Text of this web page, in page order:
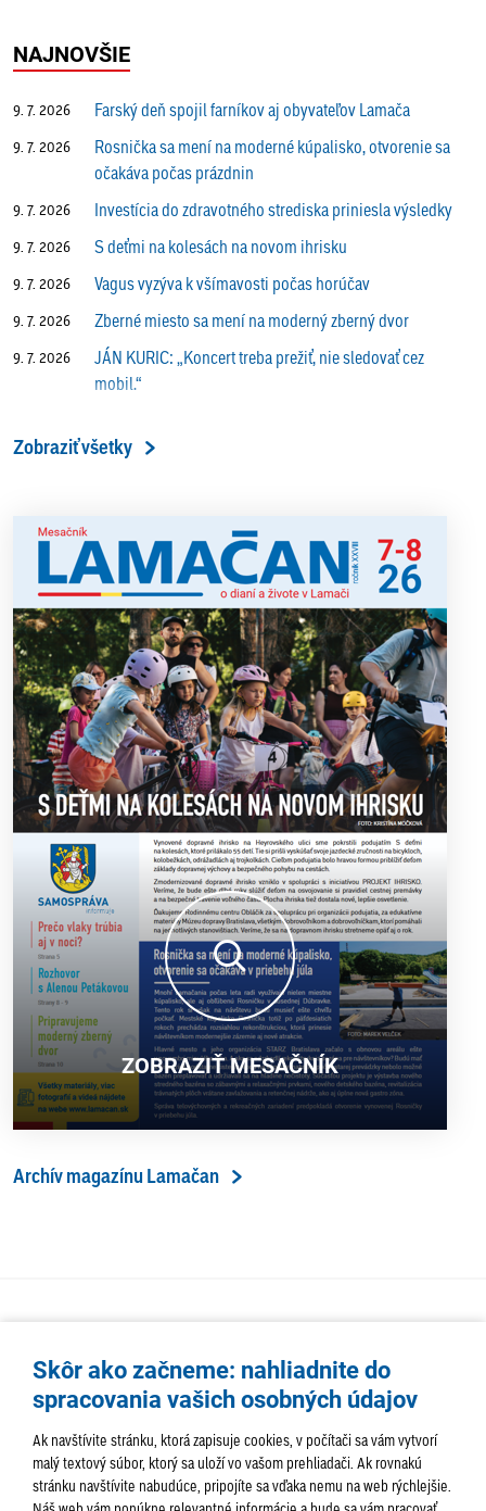
NAJNOVŠIE
9. 7. 2026 Farský deň spojil farníkov aj obyvateľov Lamača
9. 7. 2026
Rosnička sa mení na moderné kúpalisko, otvorenie sa
očakáva počas prázdnin
9. 7. 2026 Investícia do zdravotného strediska priniesla výsledky
9. 7. 2026 S deťmi na kolesách na novom ihrisku
9. 7. 2026 Vagus vyzýva k všímavosti počas horúčav
9. 7. 2026 Zberné miesto sa mení na moderný zberný dvor
9. 7. 2026
JÁN KURIC: „Koncert treba prežiť, nie sledovať cez
mobil.“
9. 7. 2026
ALENA PETÁKOVÁ: „Splnila som si všetko, čo som si
výborný šach aj príjemnú komunitnú atmosféru
Zobraziť všetky
ZOBRAZIŤ MESAČNÍK
Archív magazínu Lamačan
AKTUALITY TÉMA SAMOSPRÁVA
Skôr ako začneme: nahliadnite do
spracovania vašich osobných údajov
Ak navštívite stránku, ktorá zapisuje cookies, v počítači sa vám vytvorí
malý textový súbor, ktorý sa uloží vo vašom prehliadači. Ak rovnakú
stránku navštívite nabudúce, pripojíte sa vďaka nemu na web rýchlejšie.